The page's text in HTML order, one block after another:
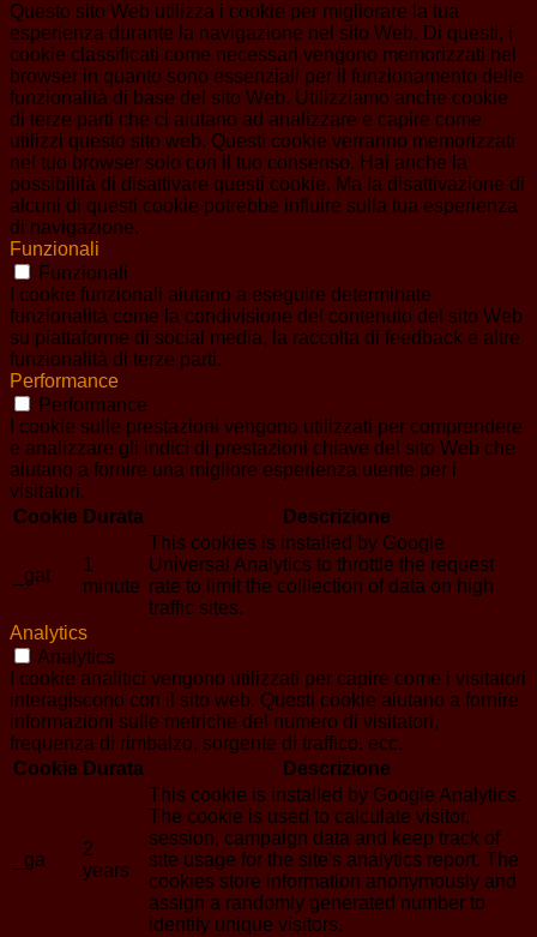
Questo sito Web utilizza i cookie per migliorare la tua
esperienza durante la navigazione nel sito Web. Di questi, i
cookie classificati come necessari vengono memorizzati nel
browser in quanto sono essenziali per il funzionamento delle
funzionalità di base del sito Web. Utilizziamo anche cookie
di terze parti che ci aiutano ad analizzare e capire come
utilizzi questo sito web. Questi cookie verranno memorizzati
nel tuo browser solo con il tuo consenso. Hai anche la
possibilità di disattivare questi cookie. Ma la disattivazione di
alcuni di questi cookie potrebbe influire sulla tua esperienza
di navigazione.
Funzionali
Funzionali
I cookie funzionali aiutano a eseguire determinate
funzionalità come la condivisione del contenuto del sito Web
su piattaforme di social media, la raccolta di feedback e altre
funzionalità di terze parti.
Performance
Performance
I cookie sulle prestazioni vengono utilizzati per comprendere
e analizzare gli indici di prestazioni chiave del sito Web che
aiutano a fornire una migliore esperienza utente per i
visitatori.
Cookie Durata Descrizione
_gat
1
minute
This cookies is installed by Google
Universal Analytics to throttle the request
rate to limit the colllection of data on high
traffic sites.
Analytics
Analytics
I cookie analitici vengono utilizzati per capire come i visitatori
interagiscono con il sito web. Questi cookie aiutano a fornire
informazioni sulle metriche del numero di visitatori,
frequenza di rimbalzo, sorgente di traffico, ecc.
Cookie Durata Descrizione
_ga
2
years
This cookie is installed by Google Analytics.
The cookie is used to calculate visitor,
session, campaign data and keep track of
site usage for the site's analytics report. The
cookies store information anonymously and
assign a randomly generated number to
identify unique visitors.